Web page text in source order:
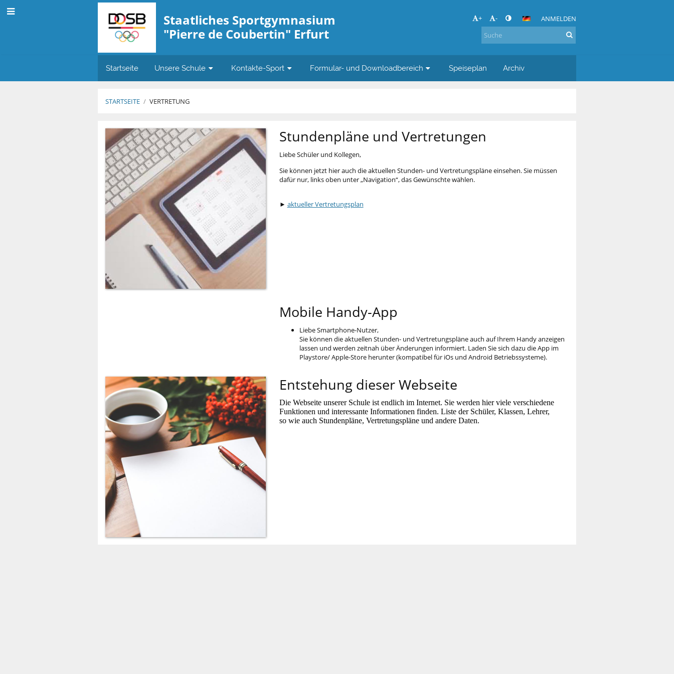
Staatliches Sportgymnasium
"Pierre de Coubertin" Erfurt
+ - ANMELDEN
Startseite Unsere Schule Kontakte-Sport Formular- und Downloadbereich Speiseplan Archiv
STARTSEITE / VERTRETUNG
Vertretung Stundenpläne und Vertretungen
Liebe Schüler und Kollegen,
Sie können jetzt hier auch die aktuellen Stunden- und Vertretungspläne einsehen. Sie müssen
dafür nur, links oben unter „Navigation“, das Gewünschte wählen.
► aktueller Vertretungsplan
Mobile Handy-App
Liebe Smartphone-Nutzer,
Sie können die aktuellen Stunden- und Vertretungspläne auch auf Ihrem Handy anzeigen
lassen und werden zeitnah über Änderungen informiert. Laden Sie sich dazu die App im
Playstore/ Apple-Store herunter (kompatibel für iOs und Android Betriebssysteme).
Entstehung dieser Webseite
Die Webseite unserer Schule ist endlich im Internet. Sie werden hier viele verschiedene
Funktionen und interessante Informationen finden. Liste der Schüler, Klassen, Lehrer,
so wie auch Stundenpläne, Vertretungspläne und andere Daten.